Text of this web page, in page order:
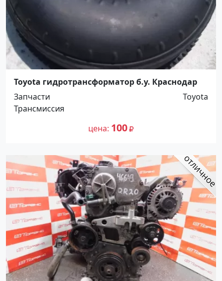
Toyota гидротрансформатор б.у. Краснодар
Запчасти
Toyota
Трансмиссия
цена 100